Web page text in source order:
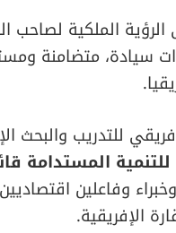
الملكية لصاحب
سيادة، متضامنة
للتدريب والبحث
المستدامة
وفاعلين
الإفريقية.